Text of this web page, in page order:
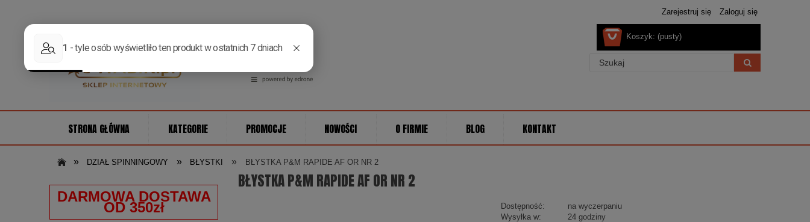
Zarejestruj się Zaloguj się
Koszyk: (pusty)
STRONA GŁÓWNA KATEGORIE PROMOCJE NOWOŚCI O FIRMIE BLOG KONTAKT
» DZIAŁ SPINNINGOWY » BŁYSTKI » BŁYSTKA P&M RAPIDE AF OR NR 2
DARMOWA DOSTAWA
OD 350zł
BŁYSTKA P&M RAPIDE AF OR NR 2
Dostępność:
na wyczerpaniu
Wysyłka w:
24 godziny